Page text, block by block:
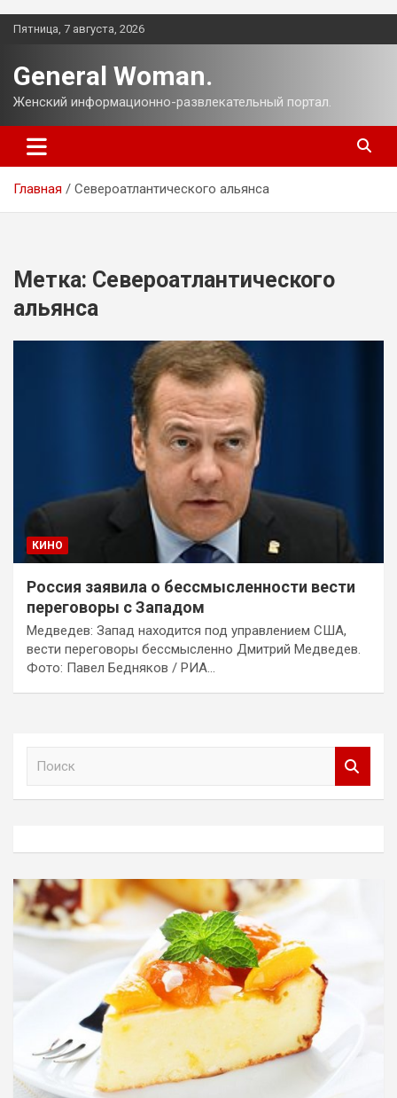
Перейти
Пятница, 7 августа, 2026
General Woman.
Женский информационно-развлекательный портал.
Главная Североатлантического альянса
Метка: Североатлантического
альянса
КИНО
Россия заявила о бессмысленности вести
переговоры с Западом
Медведев: Запад находится под управлением США,
вести переговоры бессмысленно Дмитрий Медведев.
Фото: Павел Бедняков / РИА…